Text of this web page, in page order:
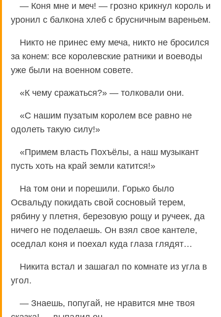
— Коня мне и меч! — грозно крикнул король и
уронил с балкона хлеб с брусничным вареньем.
Никто не принес ему меча, никто не бросился
за конем: все королевские ратники и воеводы
уже были на военном совете.
«К чему сражаться?» — толковали они.
«С нашим пузатым королем все равно не
одолеть такую силу!»
«Примем власть Похъёлы, а наш музыкант
пусть хоть на край земли катится!»
На том они и порешили. Горько было
Освальду покидать свой сосновый терем,
рябину у плетня, березовую рощу и ручеек, да
ничего не поделаешь. Он взял свое кантеле,
оседлал коня и поехал куда глаза глядят…
Никита встал и зашагал по комнате из угла в
угол.
— Знаешь, попугай, не нравится мне твоя